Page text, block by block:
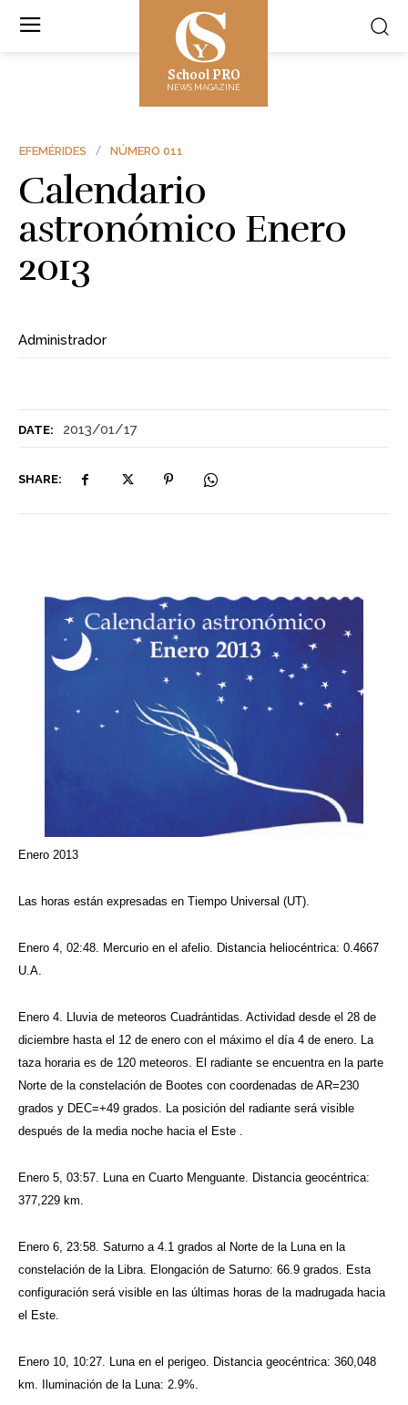
School PRO
NEWS MAGAZINE
DATE: 2013/01/17
SHARE:
EFEMÉRIDES NÚMERO 011
Calendario
astronómico Enero
2013
Administrador
Enero 2013
Las horas están expresadas en Tiempo Universal (UT).
Enero 4, 02:48. Mercurio en el afelio. Distancia heliocéntrica: 0.4667
U.A.
Enero 4. Lluvia de meteoros Cuadrántidas. Actividad desde el 28 de
diciembre hasta el 12 de enero con el máximo el día 4 de enero. La
taza horaria es de 120 meteoros. El radiante se encuentra en la parte
Norte de la constelación de Bootes con coordenadas de AR=230
grados y DEC=+49 grados. La posición del radiante será visible
después de la media noche hacia el Este .
Enero 5, 03:57. Luna en Cuarto Menguante. Distancia geocéntrica:
377,229 km.
Enero 6, 23:58. Saturno a 4.1 grados al Norte de la Luna en la
constelación de la Libra. Elongación de Saturno: 66.9 grados. Esta
configuración será visible en las últimas horas de la madrugada hacia
el Este.
Enero 10, 10:27. Luna en el perigeo. Distancia geocéntrica: 360,048
km. Iluminación de la Luna: 2.9%.